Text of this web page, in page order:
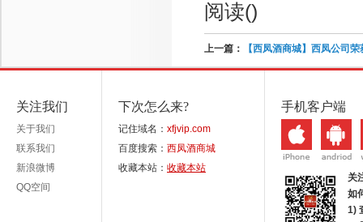
阅读()
上一篇： 【西凤酒商城】西凤公司
关注我们
关于我们
联系我们
新浪微博
QQ空间
下次怎么来?
记住域名： xfjvip.com
百度搜索： 西凤酒商城
收藏本站： 收藏本站
手机客户端
关
如
1)